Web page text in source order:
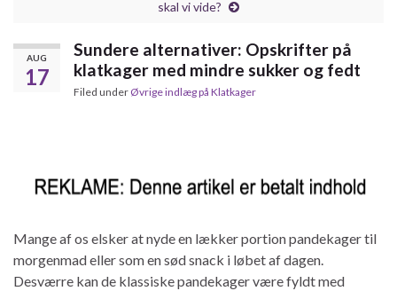
skal vi vide?
AUG
17
Sundere alternativer: Opskrifter på
klatkager med mindre sukker og fedt
Filed under Øvrige indlæg på Klatkager
Mange af os elsker at nyde en lækker portion pandekager til
morgenmad eller som en sød snack i løbet af dagen.
Desværre kan de klassiske pandekager være fyldt med